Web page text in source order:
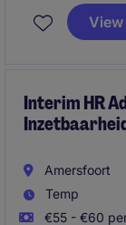
voor
Interim HR
Amersfoort
Temp
€55 - €60